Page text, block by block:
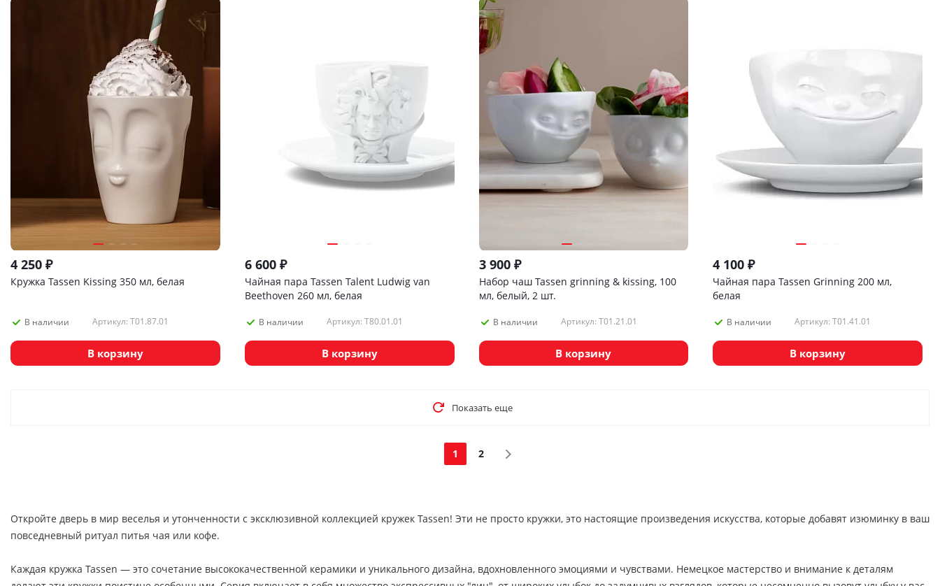
4 250 ₽
Кружка Tassen Kissing 350 мл, белая
В наличии Артикул: T01.87.01
В корзину
6 600₽
Чайная пара Tassen Talent Ludwig van
Beethoven 260 мл, белая
В наличии Артикул: T80.01.01
В корзину
3 900₽
Набор чаш Tassen grinning & kissing, 100
мл, белый, 2 шт.
В наличии Артикул: T01.21.01
В корзину
4 100 ₽
Чайная пара Tassen Grinning 200 мл,
белая
В наличии Артикул: T01.41.01
В корзину
Показать еще
1 2
Откройте дверь в мир веселья и утонченности с эксклюзивной коллекцией кружек Tassen! Эти не просто кружки, это настоящие произведения искусства, которые добавят изюминку в ваш
повседневный ритуал питья чая или кофе.
Каждая кружка Tassen — это сочетание высококачественной керамики и уникального дизайна, вдохновленного эмоциями и чувствами. Немецкое мастерство и внимание к деталям